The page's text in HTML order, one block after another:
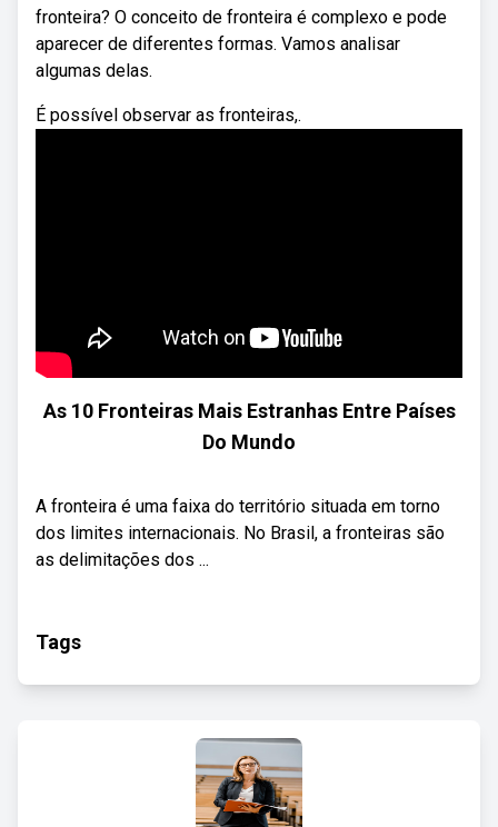
fronteira? O conceito de fronteira é complexo e pode
aparecer de diferentes formas. Vamos analisar
algumas delas.
É possível observar as fronteiras,.
As 10 Fronteiras Mais Estranhas Entre Países
Do Mundo
A fronteira é uma faixa do território situada em torno
dos limites internacionais. No Brasil, a fronteiras são
as delimitações dos ...
Tags